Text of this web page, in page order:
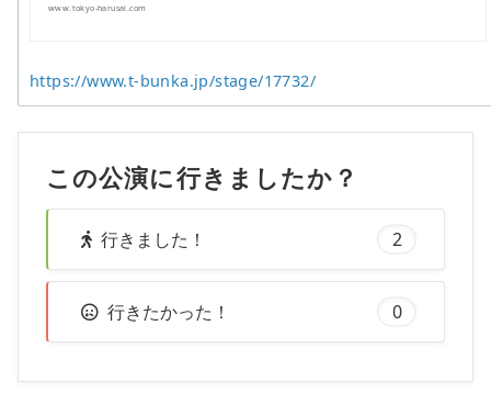
www.tokyo-harusai.com
https://www.t-bunka.jp/stage/17732/
この公演に行きましたか？
行きました！ 2
行きたかった！ 0